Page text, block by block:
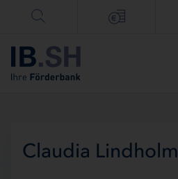
Menü überspringen
Claudia Lindholm